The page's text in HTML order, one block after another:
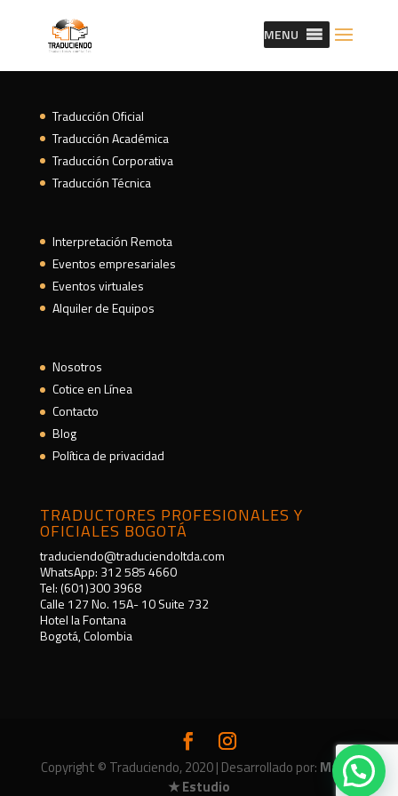
MENU
Traducción Oficial
Traducción Académica
Traducción Corporativa
Traducción Técnica
Interpretación Remota
Eventos empresariales
Eventos virtuales
Alquiler de Equipos
Nosotros
Cotice en Línea
Contacto
Blog
Política de privacidad
TRADUCTORES PROFESIONALES Y
OFICIALES BOGOTÁ
traduciendo@traduciendoltda.com
WhatsApp: 312 585 4660
Tel: (601)300 3968
Calle 127 No. 15A- 10 Suite 732
Hotel la Fontana
Bogotá, Colombia
Copyright © Traduciendo, 2020 | Desarrollado por: Marca
★ Estudio